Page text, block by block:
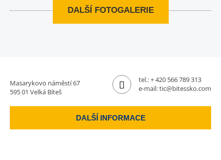
DALŠÍ FOTOGALERIE
Masarykovo náměstí 67
595 01 Velká Bíteš
tel.:+ 420 566 789 313
e-mail:tic@bitessko.com
DALŠÍ INFORMACE